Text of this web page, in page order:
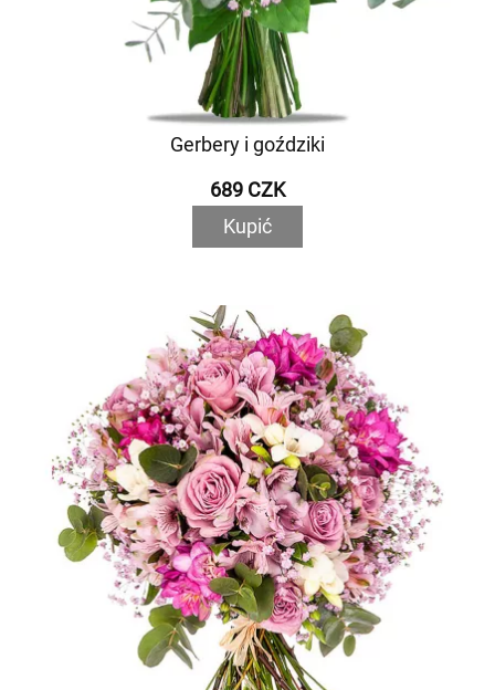
Gerbery i goździki
689 CZK
Kupić